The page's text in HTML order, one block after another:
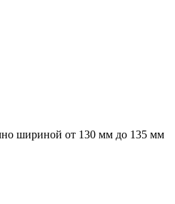
шириной от 130 мм до 135 мм